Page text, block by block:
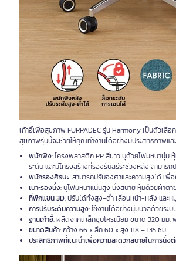
เก้าอี้เพื่อสุขภาพ FURRADEC รุ่น Harmony เป็นตัวเลื
สุขภาพรุ่นนี้จะช่วยให้คุณทำงานได้อย่างมีประสิทธิภาพแล
พนักพิง: โครงพลาสติก PP สีขาว บุด้วยโฟมหนานุ่ม
ระดับ และมีโครงสร้างที่รองรับสรีระช่วงหลัง สามาร
พนักรองศีรษะ: สามารถปรับองศาและความสูงได้ เพื่
เบาะรองนั่ง: บุโฟมหนาแน่นสูง นั่งสบาย หุ้มด้วยผ้าตา
ที่พักแขน 3D: ปรับได้ทั้งสูง-ต่ำ เลื่อนหน้า-หลัง และ
การปรับระดับความสูง: ใช้งานได้อย่างนุ่มนวลด้วยระ
ฐานเก้าอี้: ผลิตจากเหล็กชุบโครเมียม ขนาด 320 มม
ขนาดสินค้า: กว้าง 66 x ลึก 60 x สูง 118 – 135 ซม.
ประสิทธิภาพที่แนะนำเพื่อความสะดวกสบายในการนั่ง